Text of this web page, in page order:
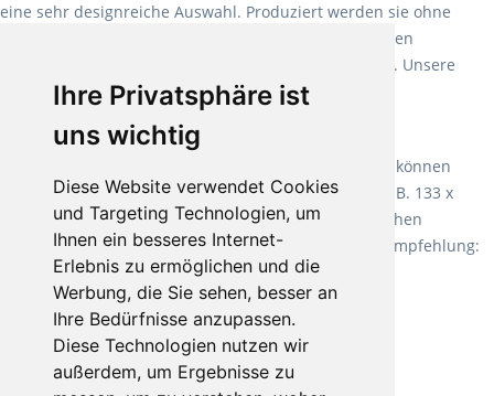
Ihre Privatsphäre ist
uns wichtig
Diese Website verwendet Cookies
und Targeting Technologien, um
Ihnen ein besseres Internet-
Erlebnis zu ermöglichen und die
Werbung, die Sie sehen, besser an
Ihre Bedürfnisse anzupassen.
Diese Technologien nutzen wir
außerdem, um Ergebnisse zu
eine sehr designreiche Auswahl. Produziert werden sie ohne
Weichmacher und Lösungsmittel. Mit allen verfügbaren
Verlegearten ist er für jegliche Bauvorhaben attraktiv. Unsere
Empfehlung:Wineo 1000 Multi Layer XXL.
Teppiche für ein angenehmes Laufgefühl
machen es schon lange vor. Sie können
Teppich in Ihrem gewünschten Sondermaß kaufen, z.B. 133 x
60cm. Vor allem in Schlafzimmern aufgrund der weichen
Oberfläche ein sehr beliebter Zusatzboden. Unsere Empfehlung:
Fletco Fluffy und Fletco Hermelin